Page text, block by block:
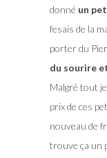
donné un
fesais de la
porter du
du sourire
Malgré tout
prix de ces
nouveau de
trouve ça un